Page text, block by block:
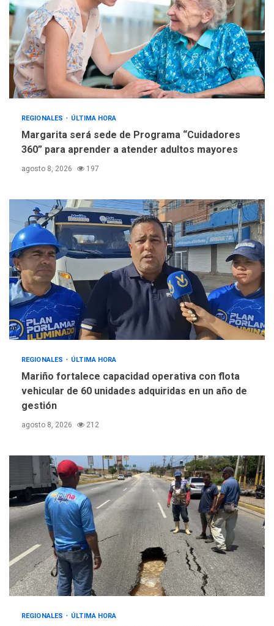
REGIONALES ÚLTIMA HORA
Margarita será sede de Programa “Cuidadores
360” para aprender a atender adultos mayores
agosto 8, 2026 197
REGIONALES ÚLTIMA HORA
Mariño fortalece capacidad operativa con flota
vehicular de 60 unidades adquiridas en un año de
gestión
agosto 8, 2026 212
REGIONALES ÚLTIMA HORA